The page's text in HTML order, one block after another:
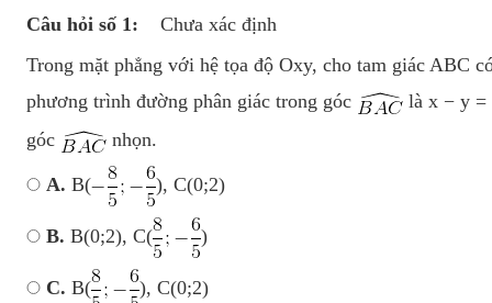
Câu hỏi số 1:
Chưa xác định
Trong mặt phẳng với hệ tọa độ Oxy, cho tam giác ABC
phương trình đường phân giác trong góc
là x − y =
góc
nhọn.
A. B( ), C(0;2)
B. B(0;2), C( )
C. B( ), C(0;2)